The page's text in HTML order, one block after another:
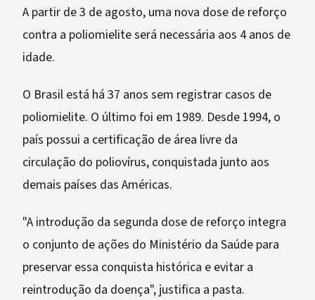
A partir de 3 de agosto, uma nova dose de reforço
contra a poliomielite será necessária aos 4 anos de
idade.
O Brasil está há 37 anos sem registrar casos de
poliomielite. O último foi em 1989. Desde 1994, o
país possui a certificação de área livre da
circulação do poliovírus, conquistada junto aos
demais países das Américas.
"A introdução da segunda dose de reforço integra
o conjunto de ações do Ministério da Saúde para
preservar essa conquista histórica e evitar a
reintrodução da doença", justifica a pasta.